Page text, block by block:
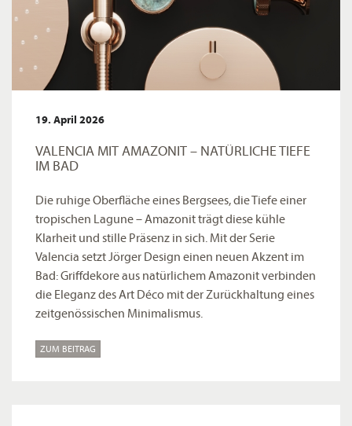
19. April 2026
VALENCIA MIT AMAZONIT – NATÜRLICHE TIEFE
IM BAD
Die ruhige Oberfläche eines Bergsees, die Tiefe einer
tropischen Lagune – Amazonit trägt diese kühle
Klarheit und stille Präsenz in sich. Mit der Serie
Valencia setzt Jörger Design einen neuen Akzent im
Bad: Griffdekore aus natürlichem Amazonit verbinden
die Eleganz des Art Déco mit der Zurückhaltung eines
zeitgenössischen Minimalismus.
ZUM BEITRAG